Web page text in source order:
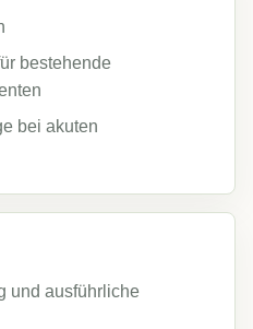
bestehende
bei akuten
und ausführliche